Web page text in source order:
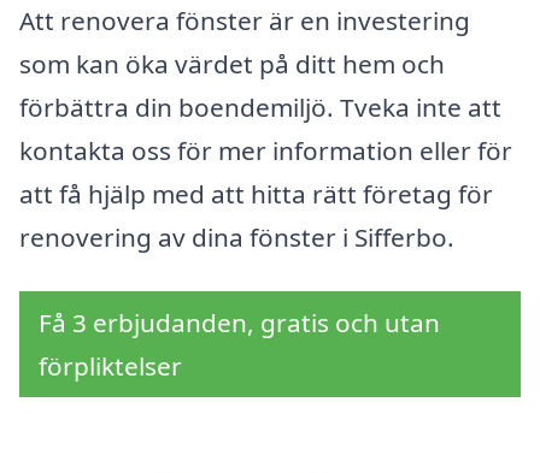
Att renovera fönster är en investering
som kan öka värdet på ditt hem och
förbättra din boendemiljö. Tveka inte att
kontakta oss för mer information eller för
att få hjälp med att hitta rätt företag för
renovering av dina fönster i Sifferbo.
Få 3 erbjudanden, gratis och utan
förpliktelser